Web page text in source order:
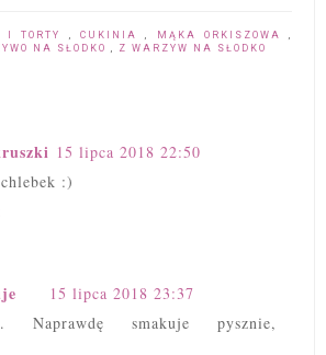
I TORTY CUKINIA MĄKA ORKISZOWA
NA SŁODKO Z WARZYW NA SŁODKO
15 lipca 2018 22:50
:)
15 lipca 2018 23:37
Naprawdę smakuje pysznie,